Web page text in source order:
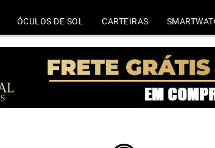
ÓCULOS DE SOL CARTEIRAS